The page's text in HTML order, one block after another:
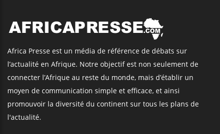
Africa Presse est un média de référence de débats sur
l’actualité en Afrique. Notre objectif est non seulement de
connecter l’Afrique au reste du monde, mais d’établir un
moyen de communication simple et efficace, et ainsi
promouvoir la diversité du continent sur tous les plans de
l'actualité.